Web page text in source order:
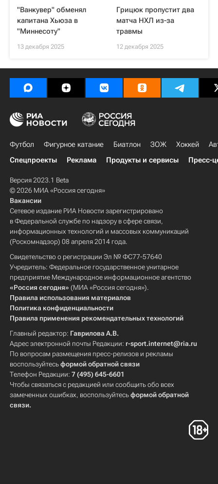
"Ванкувер" обменял
капитана Хьюза в
"Миннесоту"
13 декабря 2025
Грицюк пропустит два
матча НХЛ из-за
травмы
12 декабря 2025
Футбол Фигурное катание Биатлон ЗОЖ Хоккей
Спецпроекты
Реклама Продукты и сервисы Пресс-
Версия 2023.1 Beta
© 2026 МИА «Россия сегодня»
Вакансии
Сетевое издание РИА Новости зарегистрировано
в Федеральной службе по надзору в сфере связи,
информационных технологий и массовых коммуникаций
(Роскомнадзор) 08 апреля 2014 года.
Свидетельство о регистрации Эл № ФС77-57640
Учредитель: Федеральное государственное унитарное
предприятие Международное информационное агентство
«Россия сегодня» (МИА «Россия сегодня»).
Правила использования материалов
Политика конфиденциальности
Правила применения рекомендательных технологий
Главный редактор: Гаврилова А.В.
Адрес электронной почты Редакции: r-sport.internet@ria.ru
По вопросам размещения пресс-релизов и рекламы
воспользуйтесьформой обратной связи
Телефон Редакции: 7 (495) 645-6601
Чтобы связаться с редакцией или сообщить обо всех
замеченных ошибках, воспользуйтесьформой обратной
связи.